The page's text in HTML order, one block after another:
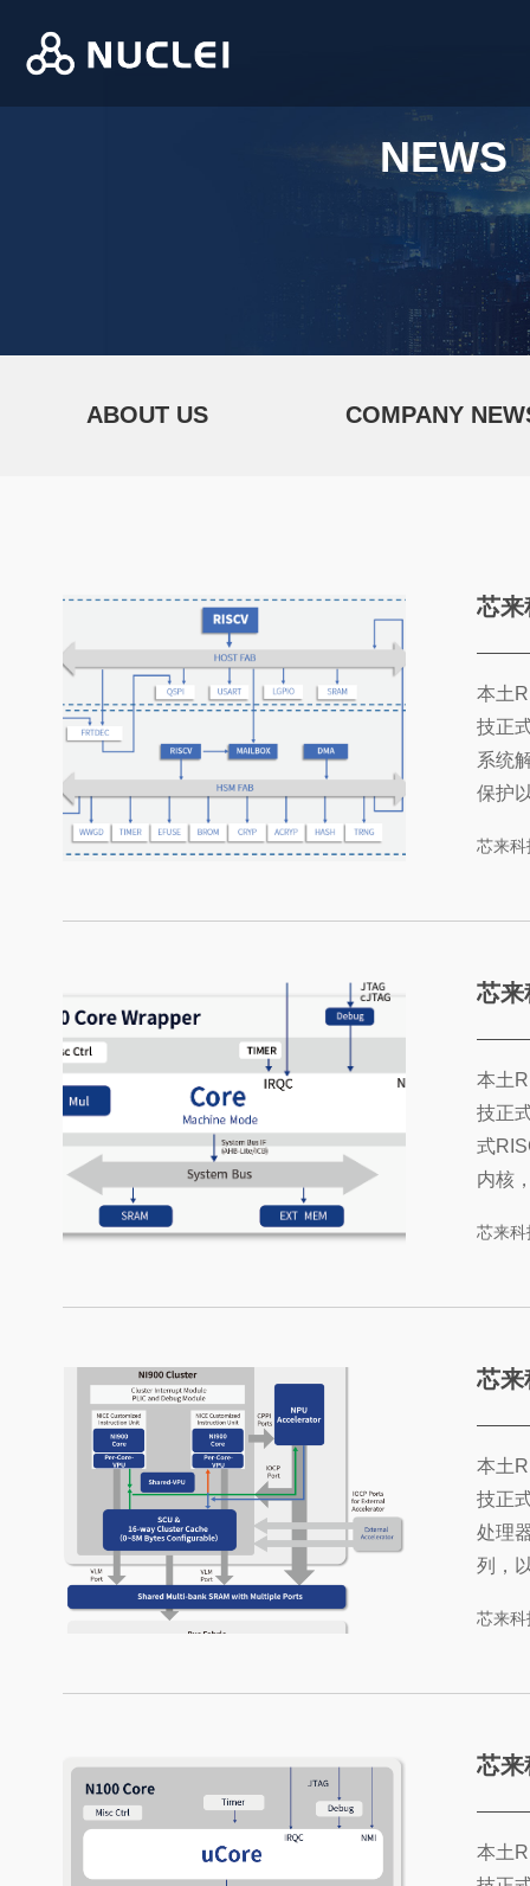
NEWS
ABOUT US COMPANY
芯来科技
本土
技正
系统
保护
互联
露的
芯来科
芯来科技
本土
技正
式
内核
芯......
芯来科
芯来科技
本土
技正
处理
列，
芯来科
芯来科
本土